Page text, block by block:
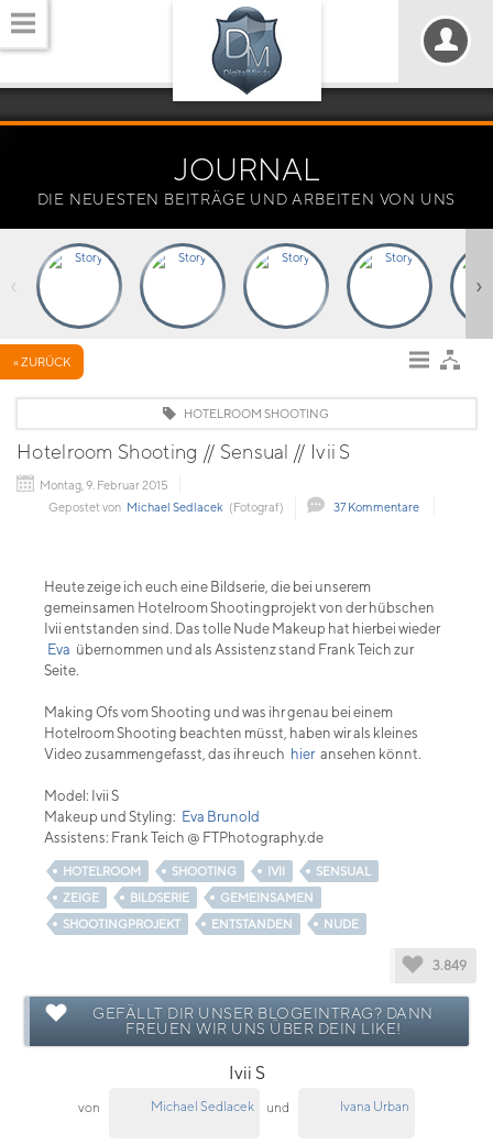
JOURNAL
DIE NEUESTEN BEITRÄGE UND ARBEITEN VON UNS
‹ ›
« ZURÜCK
HOTELROOM SHOOTING
Hotelroom Shooting // Sensual // Ivii S
Montag, 9. Februar 2015
Gepostet von Michael Sedlacek (Fotograf) 37 Kommentare
Heute zeige ich euch eine Bildserie, die bei unserem
gemeinsamen Hotelroom Shootingprojekt von der hübschen
Ivii entstanden sind. Das tolle Nude Makeup hat hierbei wieder
Eva übernommen und als Assistenz stand Frank Teich zur
Seite.
Making Ofs vom Shooting und was ihr genau bei einem
Hotelroom Shooting beachten müsst, haben wir als kleines
Video zusammengefasst, das ihr euch hier ansehen könnt.
Model: Ivii S
Makeup und Styling: Eva Brunold
Assistens: Frank Teich @ FTPhotography.de
HOTELROOM SHOOTING IVII
SENSUAL
ZEIGE
BILDSERIE
GEMEINSAMEN
SHOOTINGPROJEKT
ENTSTANDEN NUDE
3.849
GEFÄLLT DIR UNSER BLOGEINTRAG? DANN
FREUEN WIR UNS ÜBER DEIN LIKE!
Ivii S
von Michael Sedlacek und Ivana Urban